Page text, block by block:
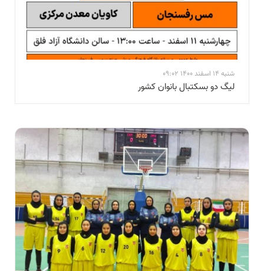
شنبه 14 اسفند 1400 09:02
لیگ دو بسکتبال بانوان کشور